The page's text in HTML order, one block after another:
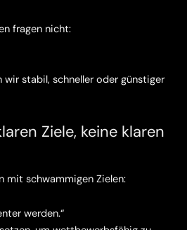
fragen nicht:
wir stabil, schneller oder günstiger
Ziele, keine klaren
mit schwammigen Zielen:
werden.“